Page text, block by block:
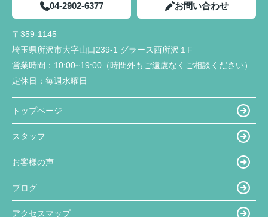
04-2902-6377 お問い合わせ
〒359-1145
埼玉県所沢市大字山口239-1 グラース西所沢１F
営業時間： 10:00~19:00（時間外もご遠慮なくご相談ください）
定休日： 毎週水曜日
トップページ
スタッフ
お客様の声
ブログ
アクセスマップ